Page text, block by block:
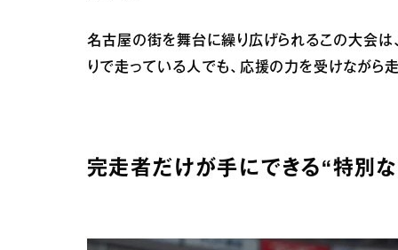
名古屋の街を舞台に繰り広げられるこの大会は
りで走っている人でも、応援の力を受けながら
完走者だけが手にできる“特別